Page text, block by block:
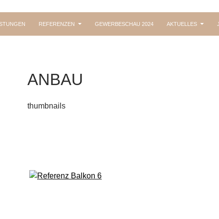
REFERENZEN GEWERBESCHAU 2024 AKTUELLES
ANBAU
thumbnails